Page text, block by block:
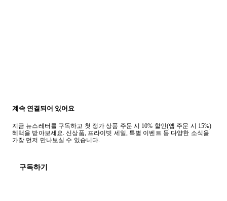
계속 연결되어 있어요
지금 뉴스레터를 구독하고 첫 정가 상품 주문 시 10% 할인(앱 주문 시 15%)
혜택을 받아보세요. 신상품, 프라이빗 세일, 특별 이벤트 등 다양한 소식을
가장 먼저 만나보실 수 있습니다.
구독하기